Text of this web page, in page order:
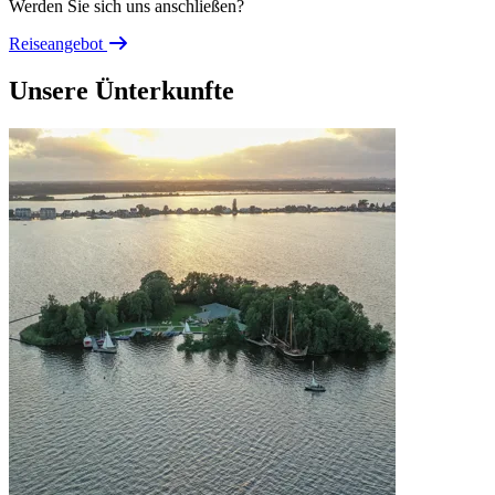
Werden Sie sich uns anschließen?
Reiseangebot
Unsere Ünterkunfte